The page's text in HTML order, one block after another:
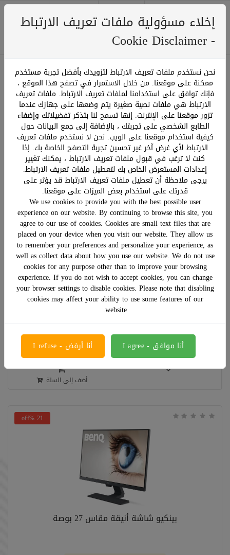
0
ترتيب حسب: عرض:صفحة 1 من 1
شاشة بينكيو IPS 25 144Hz
﷼ 1,965.00 ﷼ 1,423.00
أضف إلى السلة
21 %off
بينكيو شاشة أنيقة مقاس 27 بوصة
إخلاء مسؤولية ملفات تعريف الارتباط
- Cookie Disclaimer
نحن نستخدم ملفات تعريف الارتباط لتزويدك بأفضل تجربة مستخدم
ممكنة على موقعنا. من خلال الاستمرار في تصفح هذا الموقع ،
فإنك توافق على استخدامنا لملفات تعريف الارتباط. ملفات تعريف
الارتباط هي ملفات نصية صغيرة يتم وضعها على جهازك عندما
تزور موقعنا على الإنترنت. إنها تسمح لنا بتذكر تفضيلاتك وإضفاء
الطابع الشخصي على تجربتك ، بالإضافة إلى جمع البيانات حول
كيفية استخدام موقعنا على الويب. نحن لا نستخدم ملفات تعريف
الارتباط لأي غرض آخر غير تحسين تجربة التصفح الخاصة بك. إذا
كنت لا ترغب في قبول ملفات تعريف الارتباط ، يمكنك تغيير
إعدادات المستعرض الخاص بك لتعطيل ملفات تعريف الارتباط.
يرجى ملاحظة أن تعطيل ملفات تعريف الارتباط قد يؤثر على
قدرتك على استخدام بعض الميزات على موقعنا.
We use cookies to provide you with the best possible user
experience on our website. By continuing to browse this site, you
agree to our use of cookies. Cookies are small text files that are
placed on your device when you visit our website. They allow us
to remember your preferences and personalize your experience, as
well as collect data about how you use our website. We do not use
cookies for any purpose other than to improve your browsing
experience. If you do not wish to accept cookies, you can change
your browser settings to disable cookies. Please note that disabling
cookies may affect your ability to use some features of our
website.
أنا موافق - I agree أنا أرفض - I refuse